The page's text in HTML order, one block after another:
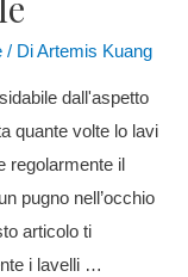
/ DiArtemis Kuang
dall'aspetto
quante volte lo lavi
regolarmente il
pugno nell’occhio
articolo ti
i lavelli …